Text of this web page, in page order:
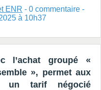
ENR - 0 commentaire -
à 10h37
l’achat groupé «
», permet aux
un tarif négocié